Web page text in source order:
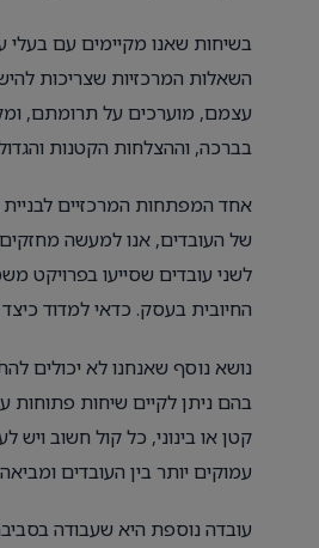
בשיחות שאנו מקיימים עם
השאלות המרכזיות שצריכות
עצמם, מוערכים על תרומתם,
בברכה, וההצלחות הקטנות
אחד המפתחות המרכזיים
של העובדים, אנו למעשה
לשני עובדים שסייעו בפרויקט
החיובית בעסק. כדאי למדוד
נושא נוסף שאנחנו לא יכולים
בהם ניתן לקיים שיחות פתוחות
קטן או בינוני, כל קול חשוב
עמוקים יותר בין העובדים
עובדה נוספת היא שעבודה